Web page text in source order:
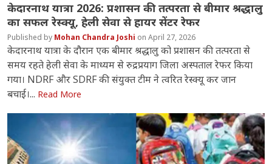
केदारनाथ यात्रा 2026: प्रशासन की तत्परता से बीमार श्रद्धालु
का सफल रेस्क्यू, हेली सेवा से हायर सेंटर रेफर
Mohan Chandra Joshi April 27, 2026
केदारनाथ यात्रा के दौरान एक बीमार श्रद्धालु को प्रशासन की तत्परता से
समय रहते हेली सेवा के माध्यम से रुद्रप्रयाग जिला अस्पताल रेफर किया
गया। NDRF और SDRF की संयुक्त टीम ने त्वरित रेस्क्यू कर जान
बचाई।... Read More